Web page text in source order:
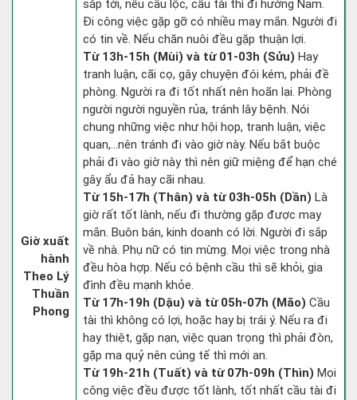
Giờ xuất
hành
Theo Lý
Thuần
Phong
sắp tới, nếu cầu lộc, cầu tài thì đi hướng Nam.
Đi công việc gặp gỡ có nhiều may mắn. Người đi
có tin về. Nếu chăn nuôi đều gặp thuận lợi.
Từ 13h-15h (Mùi) và từ 01-03h (Sửu) Hay
tranh luận, cãi cọ, gây chuyện đói kém, phải đề
phòng. Người ra đi tốt nhất nên hoãn lại. Phòng
người người nguyền rủa, tránh lây bệnh. Nói
chung những việc như hội họp, tranh luận, việc
quan,…nên tránh đi vào giờ này. Nếu bắt buộc
phải đi vào giờ này thì nên giữ miệng để hạn ché
gây ẩu đả hay cãi nhau.
Từ 15h-17h (Thân) và từ 03h-05h (Dần) Là
giờ rất tốt lành, nếu đi thường gặp được may
mắn. Buôn bán, kinh doanh có lời. Người đi sắp
về nhà. Phụ nữ có tin mừng. Mọi việc trong nhà
đều hòa hợp. Nếu có bệnh cầu thì sẽ khỏi, gia
đình đều mạnh khỏe.
Từ 17h-19h (Dậu) và từ 05h-07h (Mão) Cầu
tài thì không có lợi, hoặc hay bị trái ý. Nếu ra đi
hay thiệt, gặp nạn, việc quan trọng thì phải đòn,
gặp ma quỷ nên cúng tế thì mới an.
Từ 19h-21h (Tuất) và từ 07h-09h (Thìn) Mọi
công việc đều được tốt lành, tốt nhất cầu tài đi